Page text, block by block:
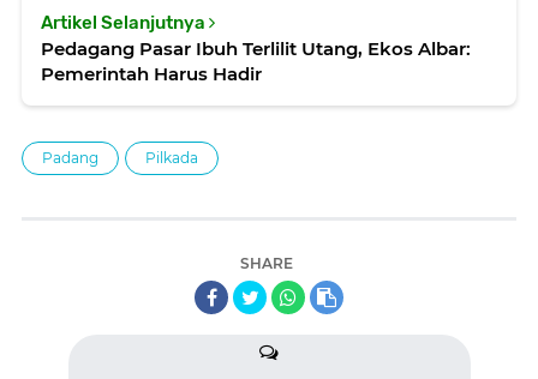
Artikel Selanjutnya
Pedagang Pasar Ibuh Terlilit Utang, Ekos Albar:
Pemerintah Harus Hadir
Padang Pilkada
SHARE